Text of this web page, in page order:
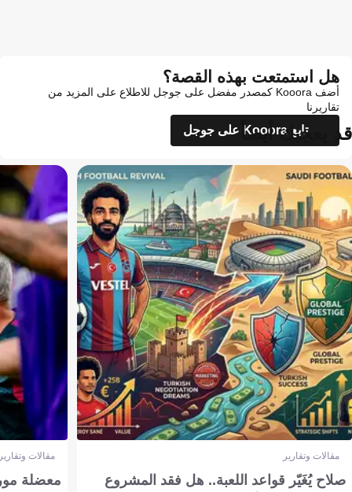
هل استمتعت بهذه القصة؟
أضف Kooora كمصدر مفضل على جوجل للاطلاع على المزيد من
تقاريرنا
تابع Kooora على جوجل
قد يعجبك أيضاً
مقالات وتقارير
صلاح يُغَيّر قواعد اللعبة.. هل فقد المشروع
مقالات
معضلة